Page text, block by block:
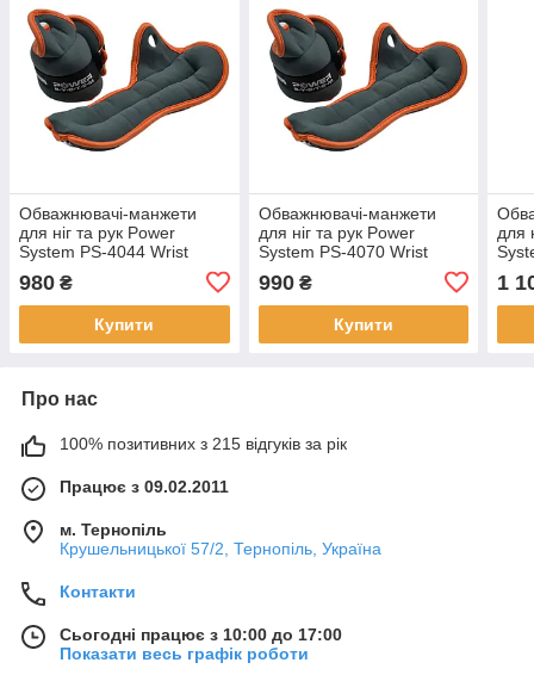
Обважнювачі-манжети
для ніг та рук Power
System PS-4044 Wrist
Weights (2шт.*1 kg) (пара)
980 ₴
Купити
Обважнювачі-манжети
для ніг та рук Power
System PS-4070 Wrist
(пара)
990₴
Купити
для
1
Про нас
100% позитивних з 215 відгуків за рік
Працює з 09.02.2011
м. Тернопіль
Крушельницької 57/2, Тернопіль, Україна
Контакти
Сьогодні працює з 10:00 до 17:00
Показати весь графік роботи